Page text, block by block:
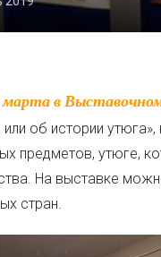
об истории
предметов, утюге,
На выставке
стран.